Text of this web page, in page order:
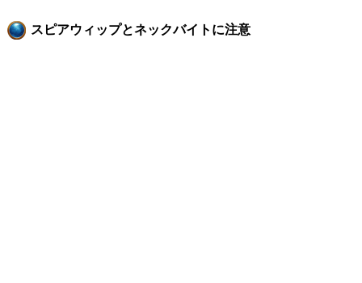
スピアウィップとネックバイトに注意